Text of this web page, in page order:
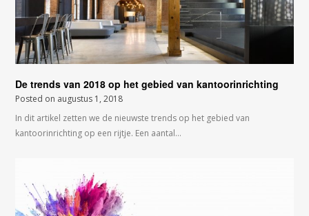
De trends van 2018 op het gebied van kantoorinrichting
Posted on augustus 1, 2018
In dit artikel zetten we de nieuwste trends op het gebied van
kantoorinrichting op een rijtje. Een aantal…